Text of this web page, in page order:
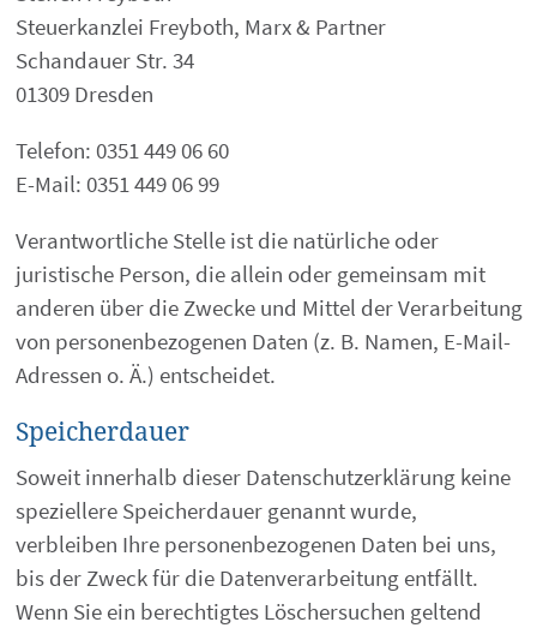
Steuerkanzlei Freyboth, Marx & Partner
Schandauer Str. 34
01309 Dresden
Telefon: 0351 449 06 60
E-Mail: 0351 449 06 99
Verantwortliche Stelle ist die natürliche oder
juristische Person, die allein oder gemeinsam mit
anderen über die Zwecke und Mittel der Verarbeitung
von personenbezogenen Daten (z. B. Namen, E-Mail-
Adressen o. Ä.) entscheidet.
Speicherdauer
Soweit innerhalb dieser Datenschutzerklärung keine
speziellere Speicherdauer genannt wurde,
verbleiben Ihre personenbezogenen Daten bei uns,
bis der Zweck für die Datenverarbeitung entfällt.
Wenn Sie ein berechtigtes Löschersuchen geltend